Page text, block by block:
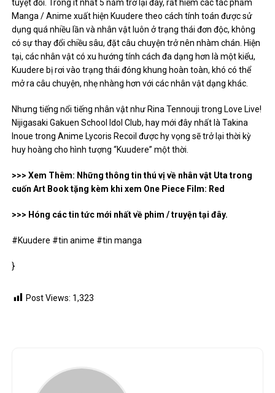
tuyệt đối. Trong ít nhất 5 năm trở lại đây, rất hiếm các tác phẩm
Manga / Anime xuất hiện Kuudere theo cách tính toán được sử
dụng quá nhiều lần và nhân vật luôn ở trạng thái đơn độc, không
có sự thay đổi chiều sâu, đặt câu chuyện trở nên nhàm chán. Hiện
tại, các nhân vật có xu hướng tính cách đa dạng hơn là một kiểu,
Kuudere bị rơi vào trạng thái đóng khung hoàn toàn, khó có thể
mở ra câu chuyện, nhẹ nhàng hơn với các nhân vật dạng khác.
Nhưng tiếng nổi tiếng nhân vật như Rina Tennouji trong Love Live!
Nijigasaki Gakuen School Idol Club, hay mới đây nhất là Takina
Inoue trong Anime Lycoris Recoil được hy vọng sẽ trở lại thời kỳ
huy hoàng cho hình tượng “Kuudere” một thời.
>>> Xem Thêm: Những thông tin thú vị về nhân vật Uta trong
cuốn Art Book tặng kèm khi xem One Piece Film: Red
>>> Hóng các tin tức mới nhất về phim / truyện tại đây.
#Kuudere #tin anime #tin manga
}
Post Views: 1,323